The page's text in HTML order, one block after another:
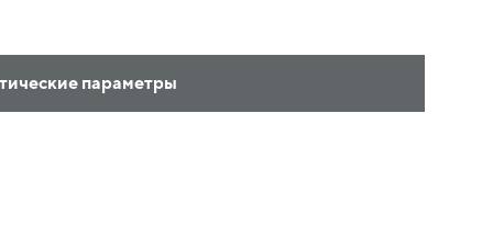
параметры